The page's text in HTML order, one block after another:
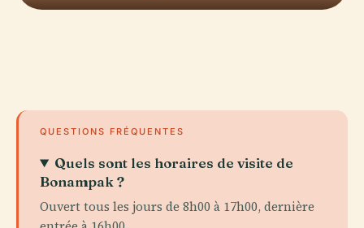
QUESTIONS FRÉQUENTES
Quels sont les horaires de visite de
Bonampak ?
Ouvert tous les jours de 8h00 à 17h00, dernière